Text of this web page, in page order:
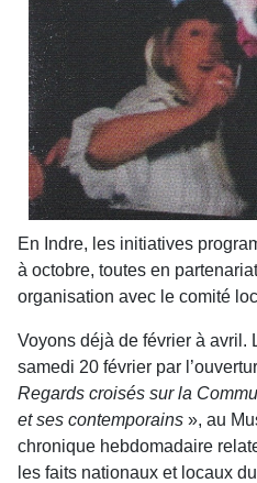
En Indre, les initiatives
à octobre, toutes en
organisation avec le comité
Voyons déjà de février à avril.
samedi 20 février par
Regards croisés sur la
et ses contemporains », au
chronique hebdomadaire
les faits nationaux et locaux